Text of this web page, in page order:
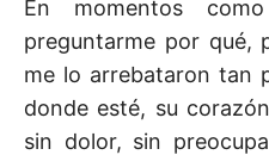
En momentos
preguntarme por qué,
me lo arrebataron tan
donde esté, su
sin dolor, sin